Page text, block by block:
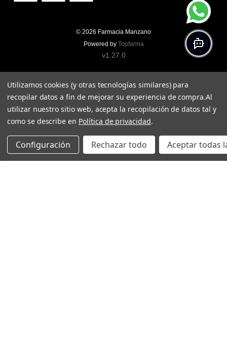
© 2026 Farmacia Manzano
Powered by Topfarma
v1.27.0
Utilizamos cookies (y otras tecnologías similares) para
recopilar datos a fin de mejorar su experiencia de compra.Al
utilizar nuestro sitio web, acepta la recopilación de datos tal y
como se describe en Política de privacidad.
Configuración Rechazar todo Aceptar todas